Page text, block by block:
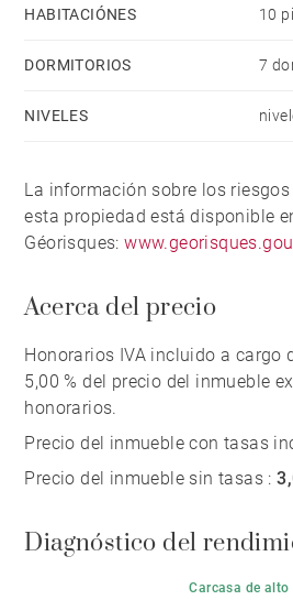
HABITACIÓNES 10
DORMITORIOS 7
NIVELES
La información sobre los
esta propiedad está disponible
Géorisques:
Acerca del precio
Honorarios IVA incluido a cargo
5,00 % del precio del inmueble
honorarios.
Precio del inmueble con tasas
Precio del inmueble sin tasas :
Diagnóstico del
Carcasa de